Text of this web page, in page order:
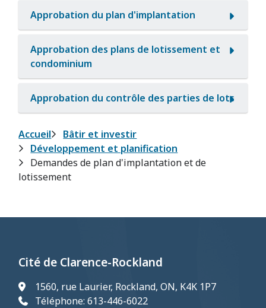
Approbation du plan d'implantation
Approbation des plans de lotissement et
condominium
Approbation du contrôle des parties de lots
Fil
d'Ariane
Accueil
Bâtir et investir
Développement et planification
Demandes de plan d'implantation et de
lotissement
Cité de Clarence-Rockland
1560, rue Laurier, Rockland, ON, K4K 1P7
Téléphone: 613-446-6022